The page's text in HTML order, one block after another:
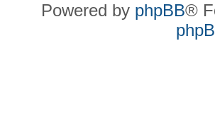
Powered by phpBB®